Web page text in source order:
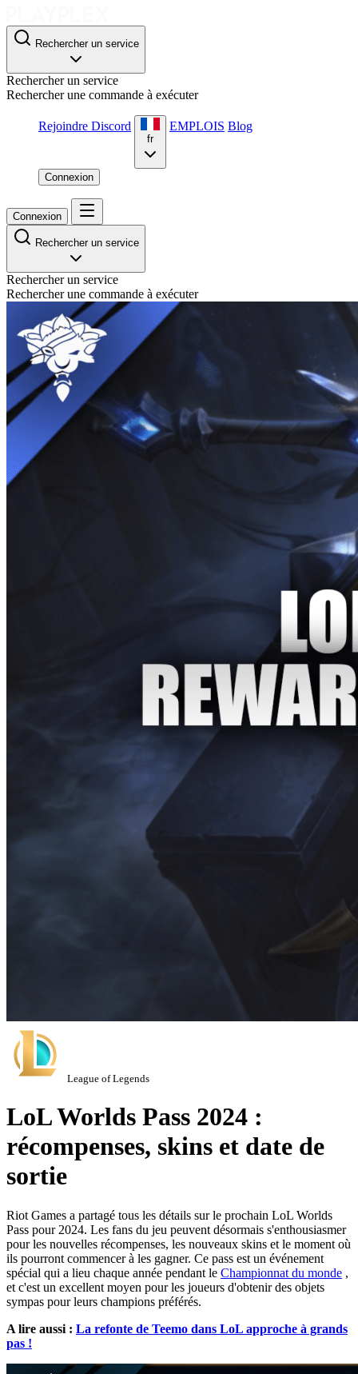
Rechercher un service
Rechercher un service
Rechercher une commande à exécuter
Rejoindre Discord
fr
EMPLOIS Blog
Connexion
Connexion
Rechercher un service
Rechercher un service
Rechercher une commande à exécuter
League of Legends
LoL Worlds Pass 2024 :
récompenses, skins et date de
sortie
Riot Games a partagé tous les détails sur le prochain LoL Worlds
Pass pour 2024. Les fans du jeu peuvent désormais s'enthousiasmer
pour les nouvelles récompenses, les nouveaux skins et le moment où
ils pourront commencer à les gagner. Ce pass est un événement
spécial qui a lieu chaque année pendant le Championnat du monde ,
et c'est un excellent moyen pour les joueurs d'obtenir des objets
sympas pour leurs champions préférés.
A lire aussi : La refonte de Teemo dans LoL approche à grands
pas !